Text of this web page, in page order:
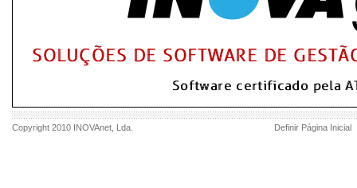
Copyright 2010 INOVAnet , Lda. Definir Página Inicial